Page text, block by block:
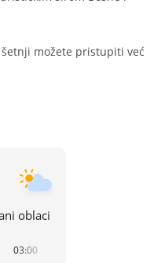
možete pristupiti već
oblaci
03:00